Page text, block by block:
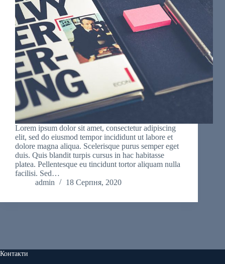
Lorem ipsum dolor sit amet, consectetur adipiscing
elit, sed do eiusmod tempor incididunt ut labore et
dolore magna aliqua. Scelerisque purus semper eget
duis. Quis blandit turpis cursus in hac habitasse
platea. Pellentesque eu tincidunt tortor aliquam nulla
facilisi. Sed…
admin
18 Серпня, 2020
Контакти